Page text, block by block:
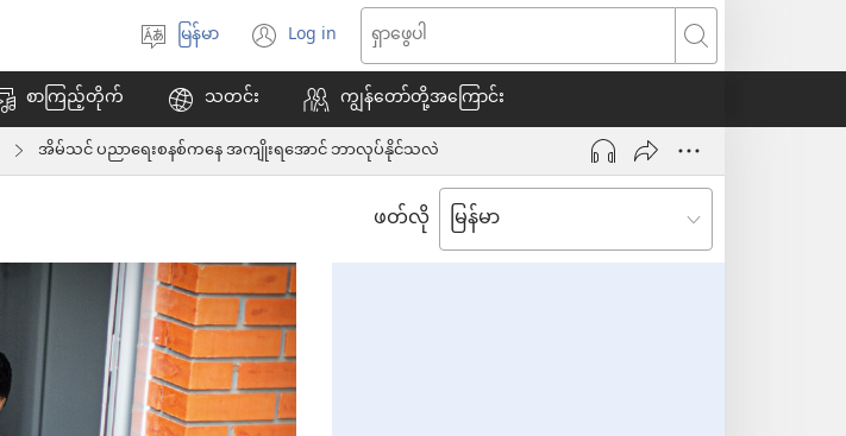
ဘာသာစကား
ရွေးချယ်
ပါ
မြန်မာ Log in
(window
အသစ်
ဖွ
င့်
နေ
ရှာဖွေ
ပါ
စာကြည့်တိုက် သတင်း ကျွန်တော်တို့အကြောင်း
အိမ်သင် ပညာရေးစနစ်ကနေ အကျိုးရအောင် ဘာလုပ်နိုင်သလဲ
ဖတ်လို